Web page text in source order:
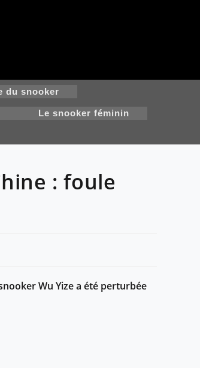
du snooker
Le snooker féminin
: foule
Wu Yize a été perturbée